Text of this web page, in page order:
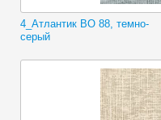
4_Атлантик ВО 88, темно-
серый